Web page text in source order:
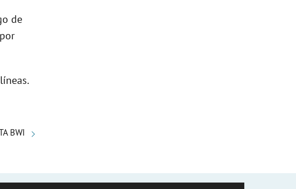
de
BWI